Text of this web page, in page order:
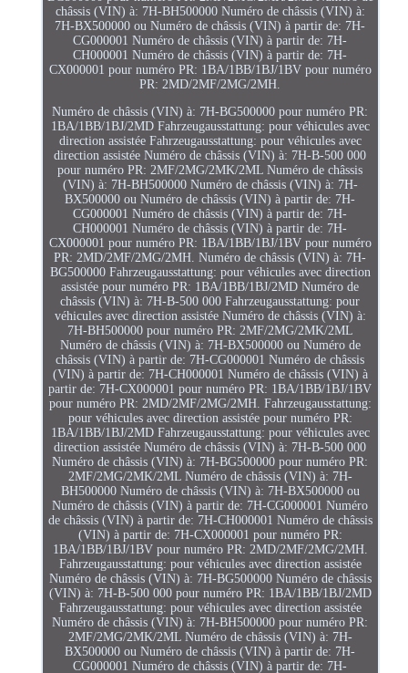
châssis (VIN) à: 7H-BH500000 Numéro de châssis (VIN) à:
7H-BX500000 ou Numéro de châssis (VIN) à partir de: 7H-
CG000001 Numéro de châssis (VIN) à partir de: 7H-
CH000001 Numéro de châssis (VIN) à partir de: 7H-
CX000001 pour numéro PR: 1BA/1BB/1BJ/1BV pour numéro
PR: 2MD/2MF/2MG/2MH.
Numéro de châssis (VIN) à: 7H-BG500000 pour numéro PR:
1BA/1BB/1BJ/2MD Fahrzeugausstattung: pour véhicules avec
direction assistée Fahrzeugausstattung: pour véhicules avec
direction assistée Numéro de châssis (VIN) à: 7H-B-500 000
pour numéro PR: 2MF/2MG/2MK/2ML Numéro de châssis
(VIN) à: 7H-BH500000 Numéro de châssis (VIN) à: 7H-
BX500000 ou Numéro de châssis (VIN) à partir de: 7H-
CG000001 Numéro de châssis (VIN) à partir de: 7H-
CH000001 Numéro de châssis (VIN) à partir de: 7H-
CX000001 pour numéro PR: 1BA/1BB/1BJ/1BV pour numéro
PR: 2MD/2MF/2MG/2MH. Numéro de châssis (VIN) à: 7H-
BG500000 Fahrzeugausstattung: pour véhicules avec direction
assistée pour numéro PR: 1BA/1BB/1BJ/2MD Numéro de
châssis (VIN) à: 7H-B-500 000 Fahrzeugausstattung: pour
véhicules avec direction assistée Numéro de châssis (VIN) à:
7H-BH500000 pour numéro PR: 2MF/2MG/2MK/2ML
Numéro de châssis (VIN) à: 7H-BX500000 ou Numéro de
châssis (VIN) à partir de: 7H-CG000001 Numéro de châssis
(VIN) à partir de: 7H-CH000001 Numéro de châssis (VIN) à
partir de: 7H-CX000001 pour numéro PR: 1BA/1BB/1BJ/1BV
pour numéro PR: 2MD/2MF/2MG/2MH. Fahrzeugausstattung:
pour véhicules avec direction assistée pour numéro PR:
1BA/1BB/1BJ/2MD Fahrzeugausstattung: pour véhicules avec
direction assistée Numéro de châssis (VIN) à: 7H-B-500 000
Numéro de châssis (VIN) à: 7H-BG500000 pour numéro PR:
2MF/2MG/2MK/2ML Numéro de châssis (VIN) à: 7H-
BH500000 Numéro de châssis (VIN) à: 7H-BX500000 ou
Numéro de châssis (VIN) à partir de: 7H-CG000001 Numéro
de châssis (VIN) à partir de: 7H-CH000001 Numéro de châssis
(VIN) à partir de: 7H-CX000001 pour numéro PR:
1BA/1BB/1BJ/1BV pour numéro PR: 2MD/2MF/2MG/2MH.
Fahrzeugausstattung: pour véhicules avec direction assistée
Numéro de châssis (VIN) à: 7H-BG500000 Numéro de châssis
(VIN) à: 7H-B-500 000 pour numéro PR: 1BA/1BB/1BJ/2MD
Fahrzeugausstattung: pour véhicules avec direction assistée
Numéro de châssis (VIN) à: 7H-BH500000 pour numéro PR:
2MF/2MG/2MK/2ML Numéro de châssis (VIN) à: 7H-
BX500000 ou Numéro de châssis (VIN) à partir de: 7H-
CG000001 Numéro de châssis (VIN) à partir de: 7H-